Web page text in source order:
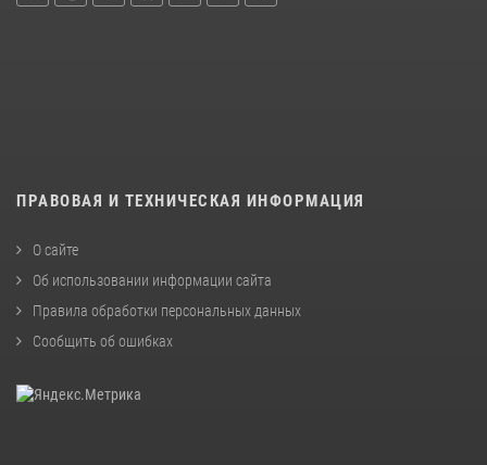
ПРАВОВАЯ И ТЕХНИЧЕСКАЯ ИНФОРМАЦИЯ
О сайте
Об использовании информации сайта
Правила обработки персональных данных
Сообщить об ошибках